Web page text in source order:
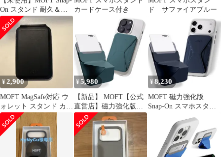
On スタンド 耐久＆磁
力強化版スモークター
コイズ
カードケース付き
ド サファイアブルー
¥2,900
MOFT MagSafe対応 ウ
ォレット スタンド カー
ドケース ブラック
¥5,980
【新品】 MOFT【公式
直営店】磁力強化版
Snap-On スマホスタン
ド iPhone
17/16/15/14/13/12シリー
ズ対応 カードケース
MagSafe対応 マグネッ
¥8,230
MOFT 磁力強化版
Snap-On スマホスタン
17/16/15/14/13/12シリー
ズ対応 カードケース
MagSafe対応 マグネッ
ト カード収納 ウォレッ